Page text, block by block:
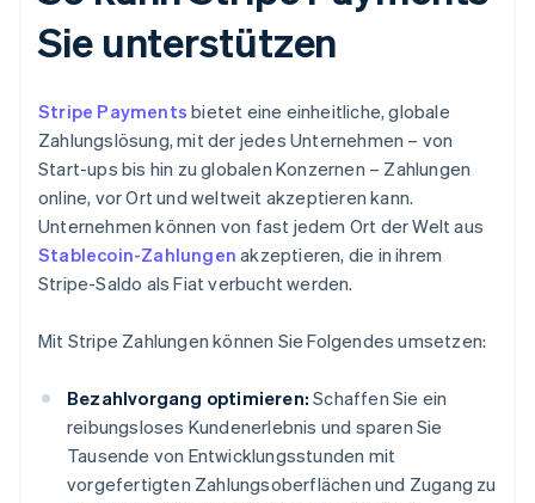
Sie unterstützen
Stripe Payments bietet eine einheitliche, globale
Zahlungslösung, mit der jedes Unternehmen – von
Start-ups bis hin zu globalen Konzernen – Zahlungen
online, vor Ort und weltweit akzeptieren kann.
Unternehmen können von fast jedem Ort der Welt aus
Stablecoin-Zahlungen akzeptieren, die in ihrem
Stripe-Saldo als Fiat verbucht werden.
Mit Stripe Zahlungen können Sie Folgendes umsetzen:
Bezahlvorgang optimieren: Schaffen Sie ein
reibungsloses Kundenerlebnis und sparen Sie
Tausende von Entwicklungsstunden mit
vorgefertigten Zahlungsoberflächen und Zugang zu